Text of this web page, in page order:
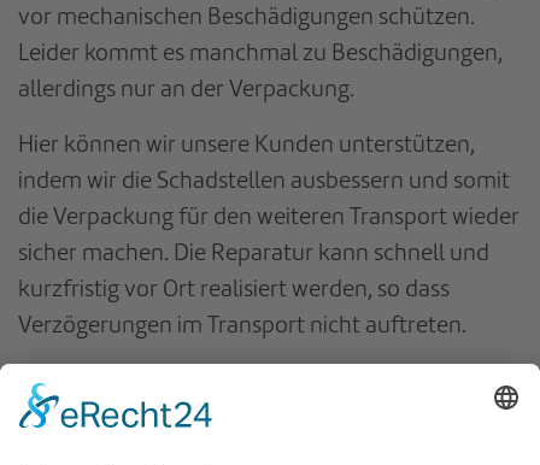
vor mechanischen Beschädigungen schützen.
Leider kommt es manchmal zu Beschädigungen,
allerdings nur an der Verpackung.
Hier können wir unsere Kunden unterstützen,
indem wir die Schadstellen ausbessern und somit
die Verpackung für den weiteren Transport wieder
sicher machen. Die Reparatur kann schnell und
kurzfristig vor Ort realisiert werden, so dass
Verzögerungen im Transport nicht auftreten.
Für weitergehende Informationen und
AngeboteSprechen Sie uns an